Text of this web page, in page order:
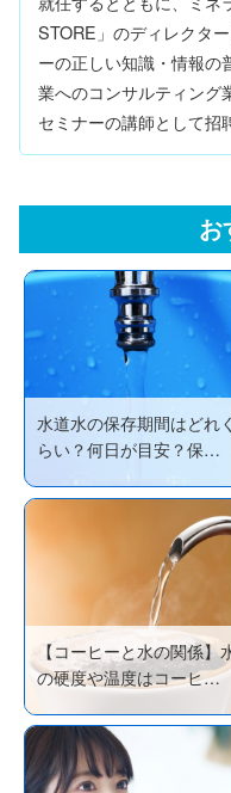
STORE」のディレクタ
ーの正しい知識・情報の
業へのコンサルティング
セミナーの講師として招
お
水道水の保存期間はどれく
らい？何日が目安？保…
【コーヒーと水の関係】
の硬度や温度はコーヒ…